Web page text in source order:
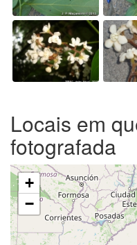
Locais em
fotografada
+
−